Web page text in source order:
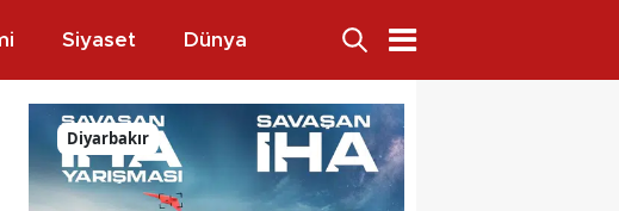
Siyaset Dünya
umut oldu
Diyarbakır